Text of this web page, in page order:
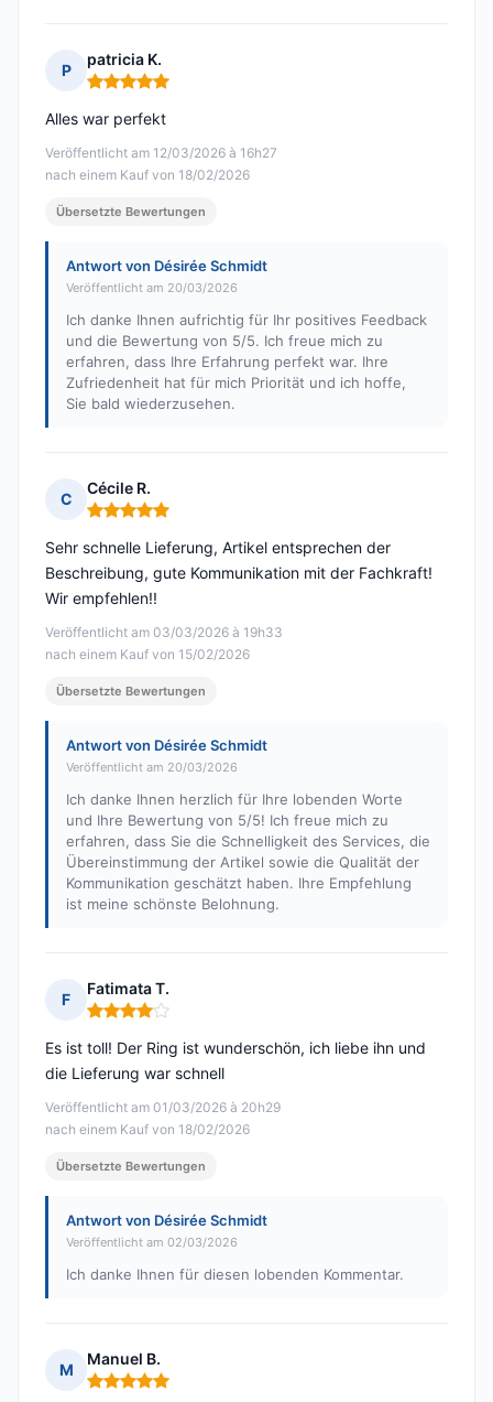
P
patricia K.
Hinweis: 5 von 5
Veröffentlicht am 12/03/2026 à 16h27
nach einem Kauf von 18/02/2026
Alles war perfekt
Übersetzte Bewertungen
Antwort von Désirée Schmidt
Veröffentlicht am 20/03/2026
Ich danke Ihnen aufrichtig für Ihr positives Feedback
und die Bewertung von 5/5. Ich freue mich zu
erfahren, dass Ihre Erfahrung perfekt war. Ihre
Zufriedenheit hat für mich Priorität und ich hoffe,
Sie bald wiederzusehen.
C
Cécile R.
Hinweis: 5 von 5
Veröffentlicht am 03/03/2026 à 19h33
nach einem Kauf von 15/02/2026
Sehr schnelle Lieferung, Artikel entsprechen der
Beschreibung, gute Kommunikation mit der Fachkraft!
Wir empfehlen!!
Übersetzte Bewertungen
Antwort von Désirée Schmidt
Veröffentlicht am 20/03/2026
Ich danke Ihnen herzlich für Ihre lobenden Worte
und Ihre Bewertung von 5/5! Ich freue mich zu
erfahren, dass Sie die Schnelligkeit des Services, die
Übereinstimmung der Artikel sowie die Qualität der
Kommunikation geschätzt haben. Ihre Empfehlung
ist meine schönste Belohnung.
F
Fatimata T.
Hinweis: 4 von 5
Veröffentlicht am 01/03/2026 à 20h29
nach einem Kauf von 18/02/2026
Es ist toll! Der Ring ist wunderschön, ich liebe ihn und
die Lieferung war schnell
Übersetzte Bewertungen
Antwort von Désirée Schmidt
Veröffentlicht am 02/03/2026
Ich danke Ihnen für diesen lobenden Kommentar.
M
Manuel B.
Hinweis: 5 von 5